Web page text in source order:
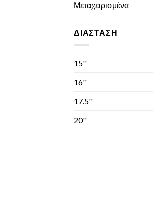
Μεταχειρισμένα
ΔΙΆΣΤΑΣΗ
15''
16''
17.5''
20''